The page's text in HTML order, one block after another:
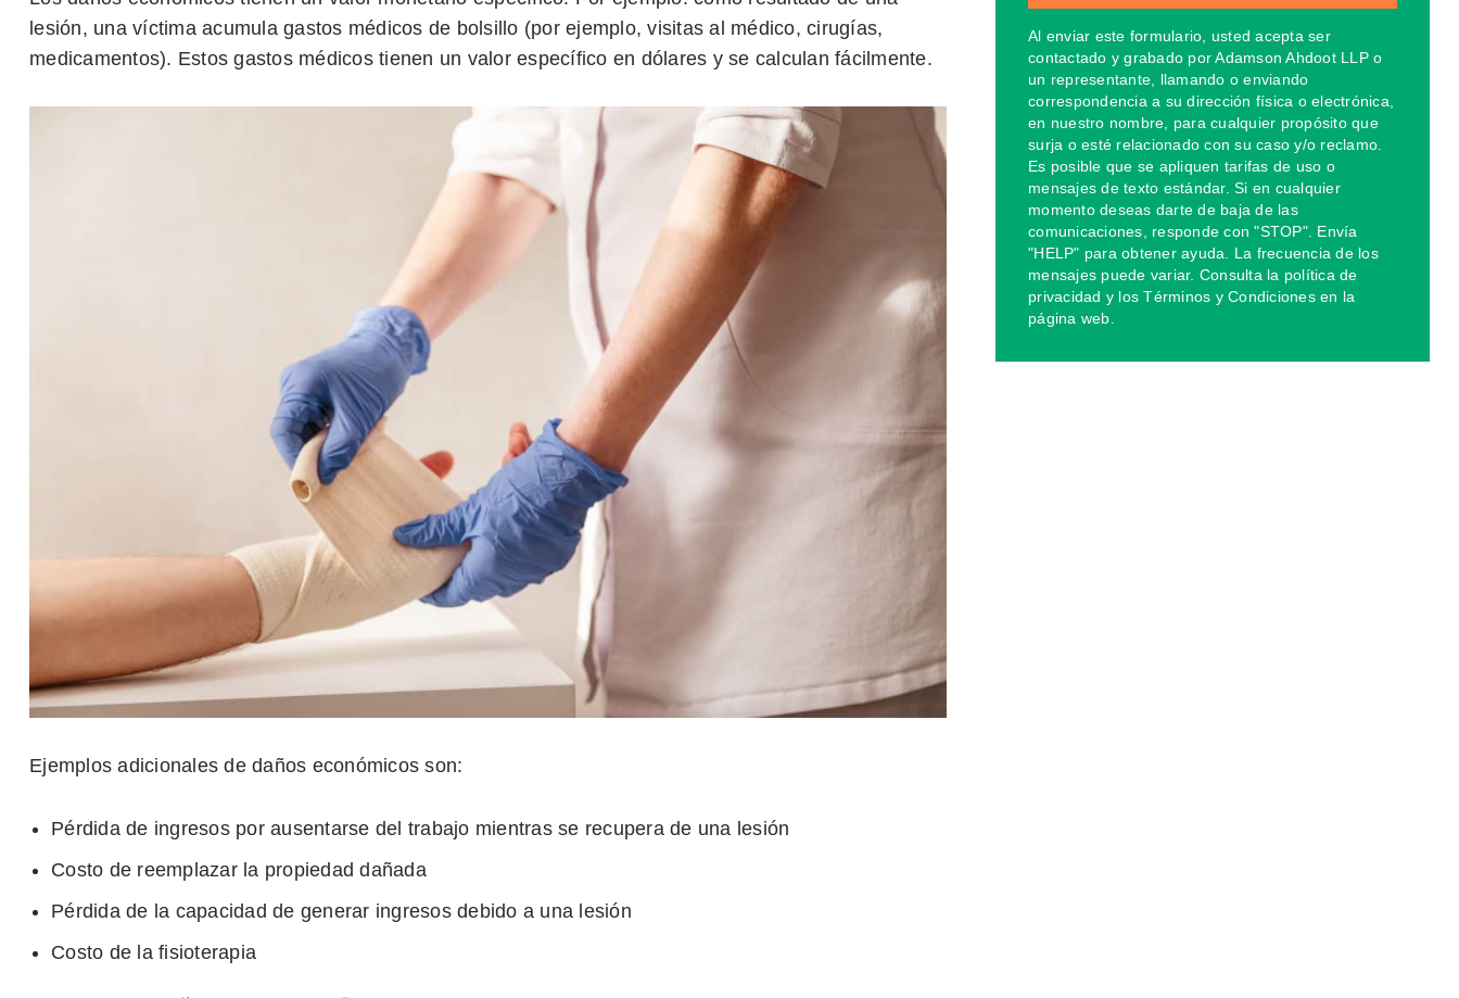
lesión, una víctima acumula gastos médicos de bolsillo (por ejemplo, visitas al médico, cirugías,
medicamentos). Estos gastos médicos tienen un valor específico en dólares y se calculan fácilmente.
Ejemplos adicionales de daños económicos son:
Pérdida de ingresos por ausentarse del trabajo mientras se recupera de una lesión
Costo de reemplazar la propiedad dañada
Pérdida de la capacidad de generar ingresos debido a una lesión
Costo de la fisioterapia
Al enviar este formulario, usted acepta ser
contactado y grabado por Adamson Ahdoot LLP o
un representante, llamando o enviando
correspondencia a su dirección física o electrónica,
en nuestro nombre, para cualquier propósito que
surja o esté relacionado con su caso y/o reclamo.
Es posible que se apliquen tarifas de uso o
mensajes de texto estándar. Si en cualquier
momento deseas darte de baja de las
comunicaciones, responde con "STOP". Envía
"HELP" para obtener ayuda. La frecuencia de los
mensajes puede variar. Consulta la política de
privacidad y los Términos y Condiciones en la
página web.